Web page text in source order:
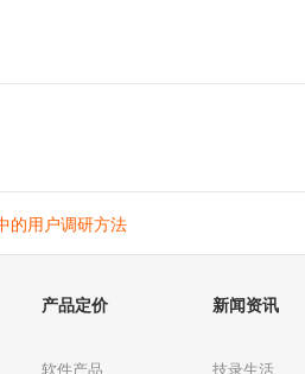
的用户调研方法
产品定价
软件产品
新闻资讯
技录生活